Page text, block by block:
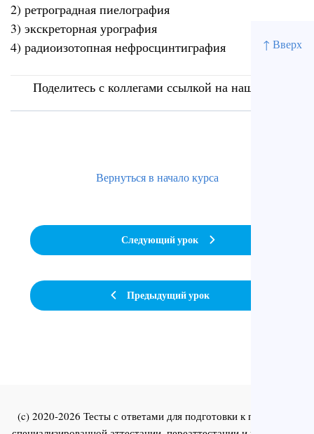
↑ Вверх
2) ретроградная пиелография
3) экскреторная урография
4) радиоизотопная нефросцинтиграфия
Поделитесь с коллегами ссылкой на наш сайт
Предыдущий урок
Вернуться в начало курса
Следующий урок
(c) 2020-2026 Тесты с ответами для подготовки к первичной